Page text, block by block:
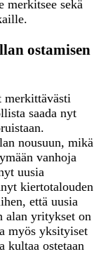
merkitsee sekä
ostamisen
merkittävästi
saada nyt
nousuun, mikä
vanhoja
uusia
kiertotalouden
että uusia
alan yritykset on
myös yksityiset
kultaa ostetaan